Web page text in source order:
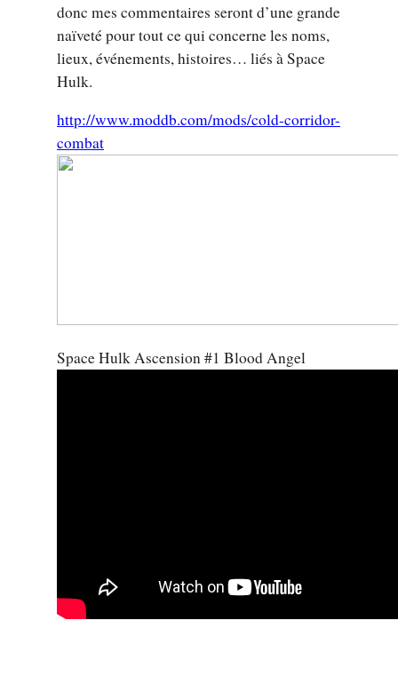
donc mes commentaires seront d’une grande
naïveté pour tout ce qui concerne les noms,
lieux, événements, histoires… liés à Space
Hulk.
http://www.moddb.com/mods/cold-corridor-
combat
Space Hulk Ascension #1 Blood Angel